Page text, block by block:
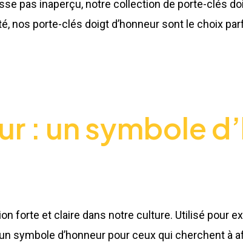
pas inaperçu, notre collection de porte-clés
nos porte-clés doigt d’honneur sont le choix
: un symbole
forte et claire dans notre culture. Utilisé pour
symbole d’honneur pour ceux qui cherchent à